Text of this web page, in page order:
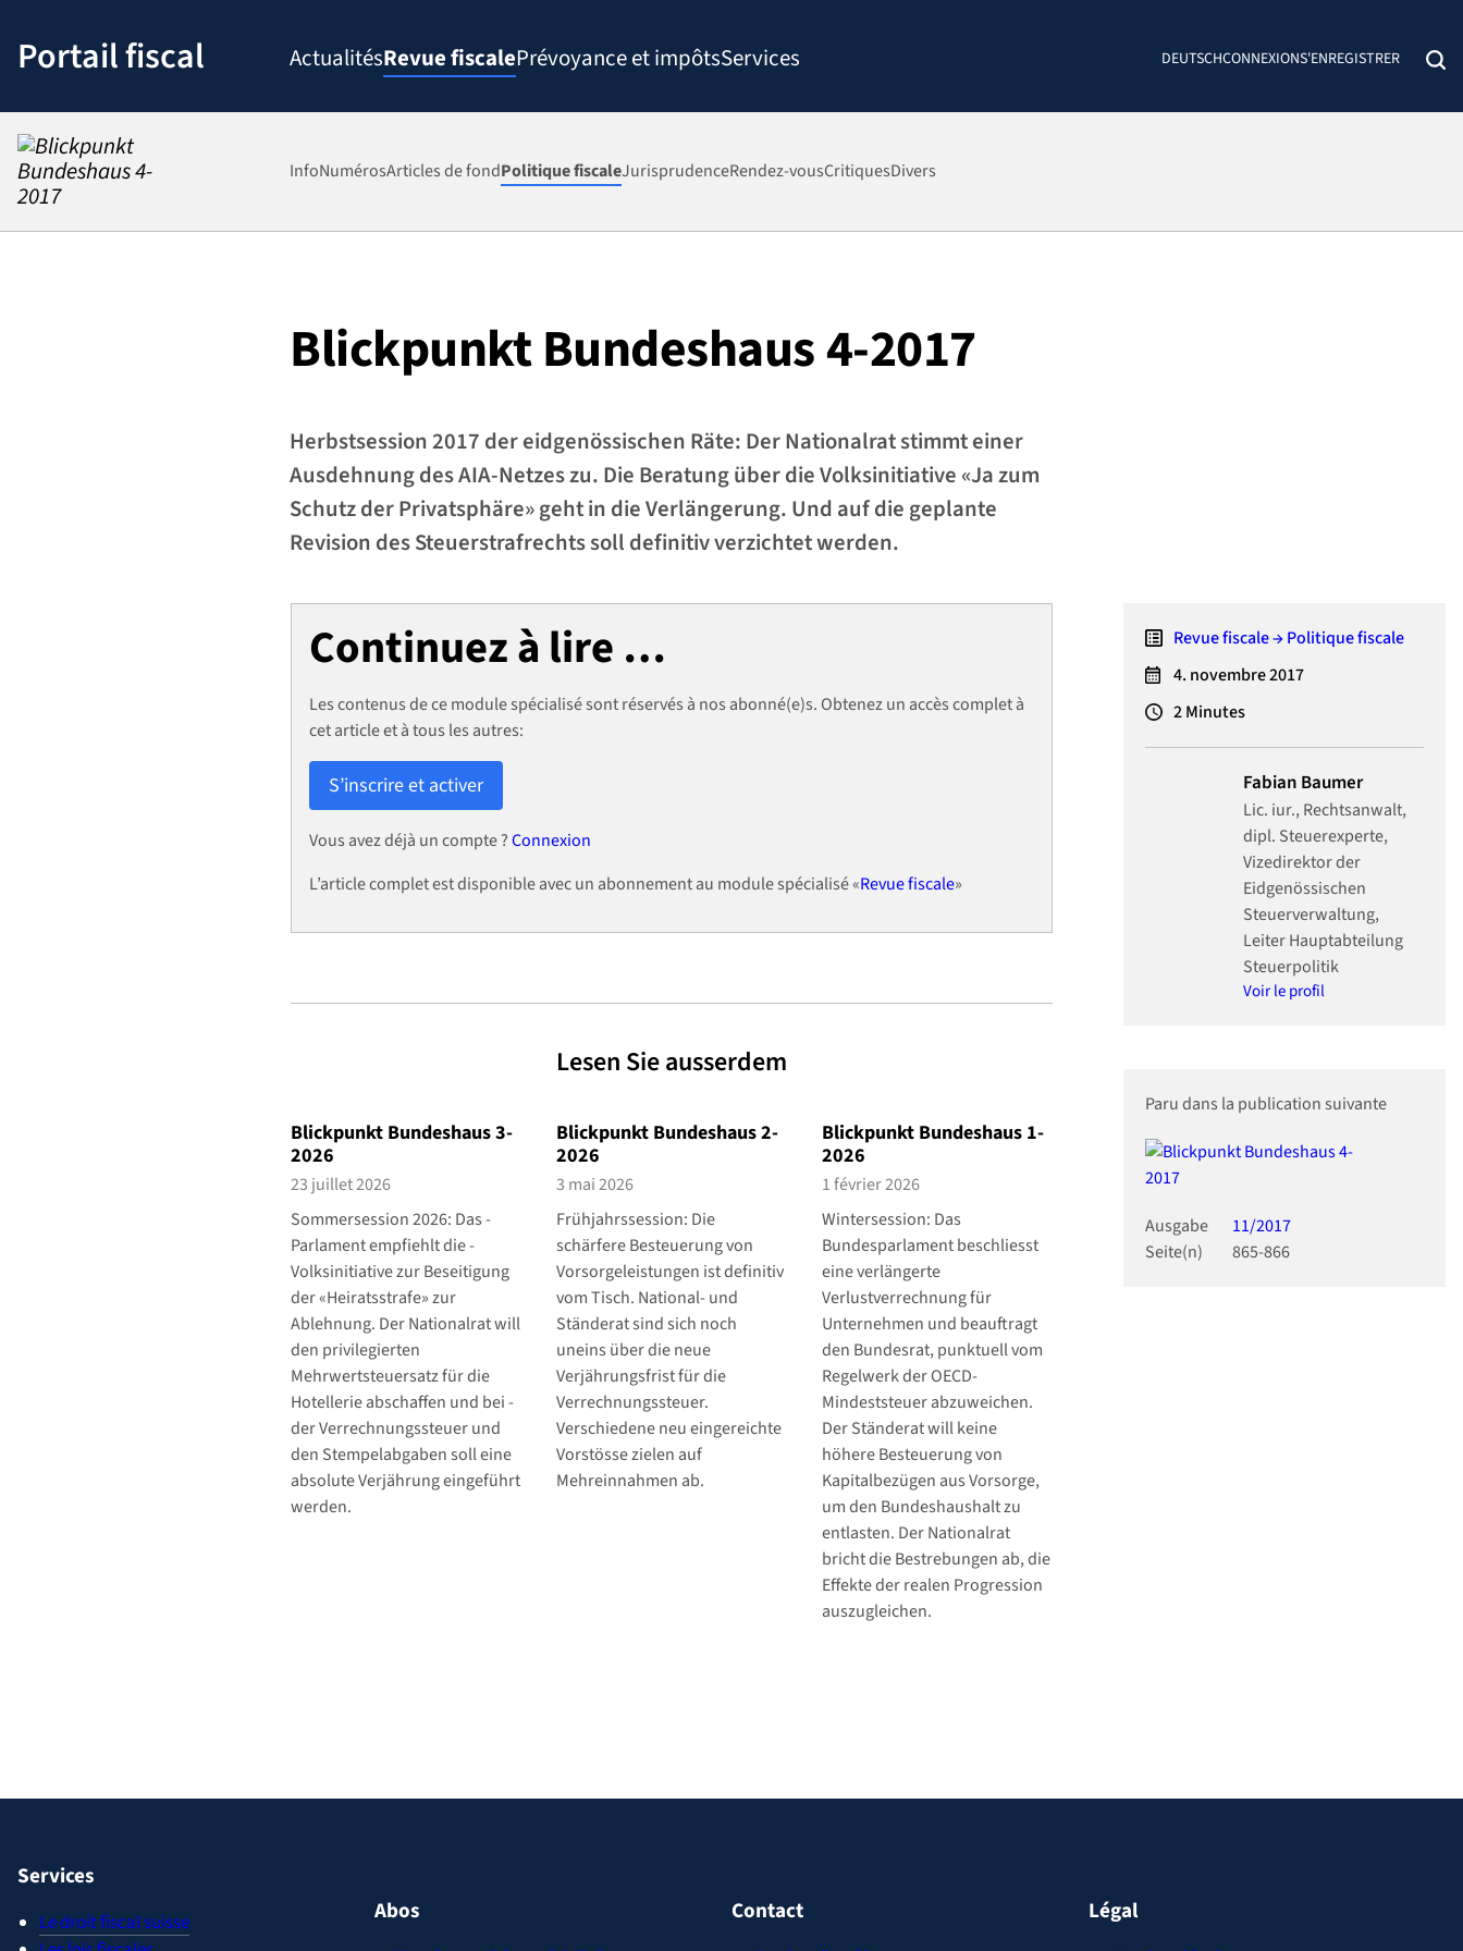
contenu
Portail fiscal ActualitésRevue fiscalePrévoyance et impôtsServices DEUTSCHCONNEXIONS'ENREGISTRER
InfoNumérosArticles de fondPolitique fiscaleJurisprudenceRendez-vousCritiquesDivers
Blickpunkt Bundeshaus 4-2017
Herbstsession 2017 der eidgenössischen Räte: Der Nationalrat stimmt einer
Ausdehnung des AIA-Netzes zu. Die Beratung über die Volksinitiative «Ja zum
Schutz der Privatsphäre» geht in die Verlängerung. Und auf die geplante
Revision des Steuerstrafrechts soll definitiv verzichtet werden.
Continuez à lire …
Les contenus de ce module spécialisé sont réservés à nos abonné(e)s. Obtenez un accès complet à
cet article et à tous les autres:
S’inscrire et activer
Vous avez déjà un compte ?Connexion
L’article complet est disponible avec un abonnement au module spécialisé «Revue fiscale»
Lesen Sie ausserdem
Blickpunkt Bundeshaus 3-
2026
23 juillet 2026
Sommersession 2026: Das ­
Parlament empfiehlt die ­
Volksinitiative zur Beseitigung
der «Heiratsstrafe» zur
Ablehnung. Der Nationalrat will
den privilegierten
Mehrwertsteuersatz für die
Hotellerie abschaffen und bei ­
der Verrechnungssteuer und
den Stempelabgaben soll eine
absolute Verjährung eingeführt
werden.
Blickpunkt Bundeshaus 2-
2026
3 mai 2026
Frühjahrssession: Die
schärfere Besteuerung von
Vorsorgeleistungen ist definitiv
vom Tisch. National- und
Ständerat sind sich noch
uneins über die neue
Verjährungsfrist für die
Verrechnungssteuer.
Verschiedene neu eingereichte
Vorstösse zielen auf
Mehreinnahmen ab.
Blickpunkt Bundeshaus 1-
2026
1 février 2026
Wintersession: Das
Bundesparlament beschliesst
eine verlängerte
Verlustverrechnung für
Unternehmen und beauftragt
den Bundesrat, punktuell vom
Regelwerk der OECD-
Mindeststeuer abzuweichen.
Der Ständerat will keine
höhere Besteuerung von
Kapitalbezügen aus Vorsorge,
um den Bundeshaushalt zu
entlasten. Der Nationalrat
bricht die Bestrebungen ab, die
Effekte der realen Progression
auszugleichen.
Revue fiscale → Politique fiscale
4. novembre 2017
2Minutes
Fabian Baumer
Lic. iur., Rechtsanwalt,
dipl. Steuerexperte,
Vizedirektor der
Eidgenössischen
Steuerverwaltung,
Leiter Hauptabteilung
Steuerpolitik
Voir le profil
Paru dans la publication suivante
Ausgabe
11/2017
Seite(n)
865-866
Services
Le droit fiscal suisse
Abos Contact Légal